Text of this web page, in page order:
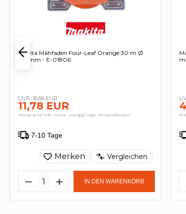
Makita Mähfaden Four-Leaf Orange 30 m Ø
2,4 mm - E-01806
16,66 EUR
11,78 EUR
Preise sind inkl. MwSt. und ggf. zzgl. Versandkosten
7-10 Tage
Merken Vergleichen
IN DEN WARENKORB